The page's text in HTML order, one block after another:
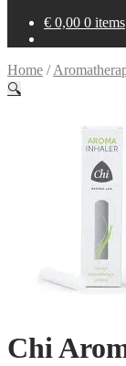
€ 0,00 0 items
Home /
🔍
Chi